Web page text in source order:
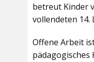
betreut Kinder
vollendeten 14.
Offene Arbeit